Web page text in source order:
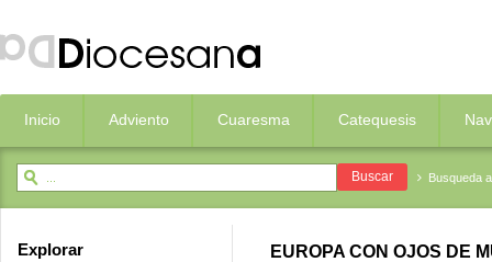
Inicio Adviento Cuaresma Catequesis
Busqueda
Explorar
EUROPA CON OJOS DE